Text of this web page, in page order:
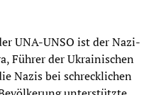
UNA-UNSO ist der Nazi-
Führer der Ukrainischen
Nazis bei schrecklichen